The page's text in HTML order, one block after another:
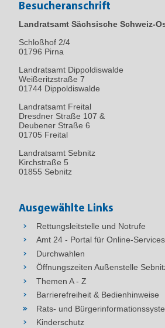
Besucheranschrift
Landratsamt Sächsische Schweiz-
Schloßhof 2/4
01796 Pirna
Landratsamt Dippoldiswalde
Weißeritzstraße 7
01744 Dippoldiswalde
Landratsamt Freital
Dresdner Straße 107 &
Deubener Straße 6
01705 Freital
Landratsamt Sebnitz
Kirchstraße 5
01855 Sebnitz
Ausgewählte Links
Rettungsleitstelle und Notrufe
Amt 24 - Portal für Online-Services
Durchwahlen
Öffnungszeiten Außenstelle
Themen A - Z
Barrierefreiheit & Bedienhinweise
Rats- und
Kinderschutz